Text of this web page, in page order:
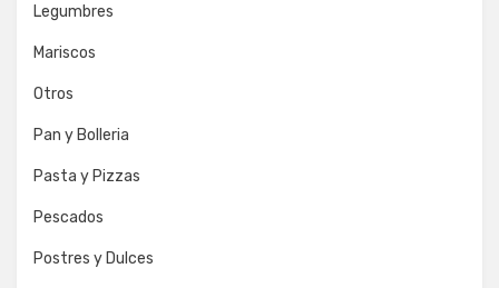
Legumbres
Mariscos
Otros
Pan y Bolleria
Pasta y Pizzas
Pescados
Postres y Dulces